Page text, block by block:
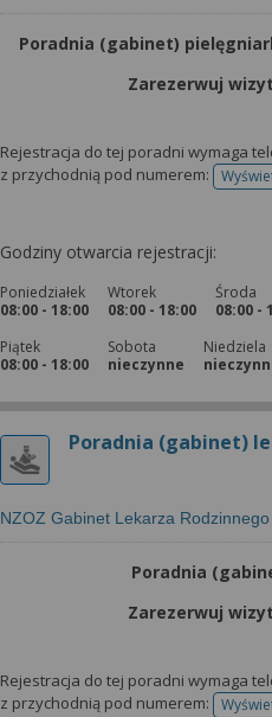
Poradnia (gabinet)
Zarezerwuj
Rejestracja do tej poradni wymaga
z przychodnią pod numerem:
Godziny otwarcia rejestracji:
Poniedziałek
08:00 - 18:00
Wtorek
08:00 - 18:00
Środa
08:00 -
Piątek
08:00 - 18:00
Sobota
nieczynne
Niedziela
Poradnia (gabinet)
NZOZ Gabinet Lekarza Rodzinnego
Poradnia
Zarezerwuj
Rejestracja do tej poradni wymaga
z przychodnią pod numerem: